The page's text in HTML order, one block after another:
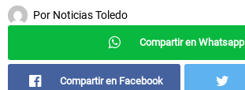
Por Noticias Toledo
Compartir en Whatsapp
Compartir en Facebook